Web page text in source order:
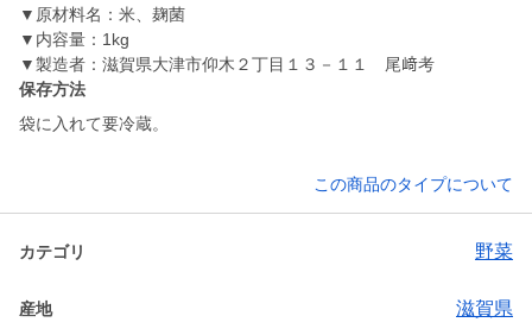
▼原材料名：米、麹菌
▼内容量：1kg
▼製造者：滋賀県大津市仰木２丁目１３－１１ 尾﨑考
保存方法
袋に入れて要冷蔵。
この商品のタイプについて
カテゴリ 野菜
産地 滋賀県